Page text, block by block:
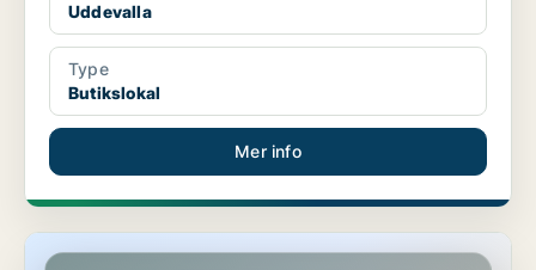
Uddevalla
Type
Butikslokal
Mer info
Butikslokal i Uddevalla